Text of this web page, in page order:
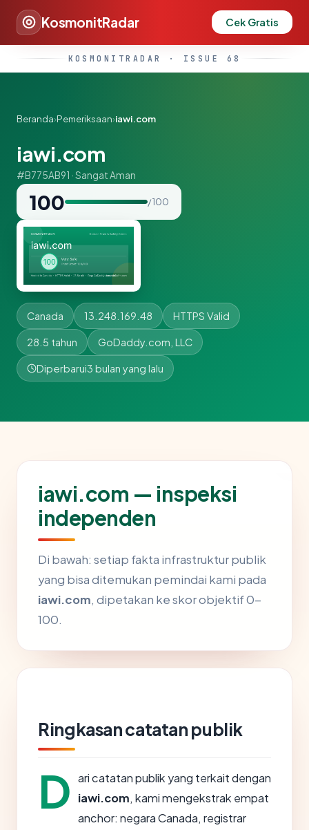
KosmonitRadar Cek Gratis
KOSMONITRADAR · ISSUE 68
Beranda›Pemeriksaan›iawi.com
iawi.com
#B775AB91 · Sangat Aman
100 / 100
Canada 13.248.169.48 HTTPS Valid
28.5 tahun GoDaddy.com, LLC
Diperbarui3 bulan yang lalu
iawi.com — inspeksi
independen
Di bawah: setiap fakta infrastruktur publik
yang bisa ditemukan pemindai kami pada
iawi.com, dipetakan ke skor objektif 0-
100.
Ringkasan catatan publik
D ari catatan publik yang terkait dengan
iawi.com, kami mengekstrak empat
anchor: negara Canada, registrar